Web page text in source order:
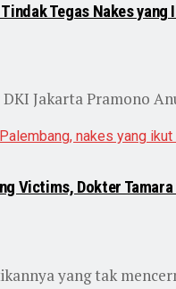
Tegas Nakes yang
Jakarta Pramono
Victims, Dokter
yang tak